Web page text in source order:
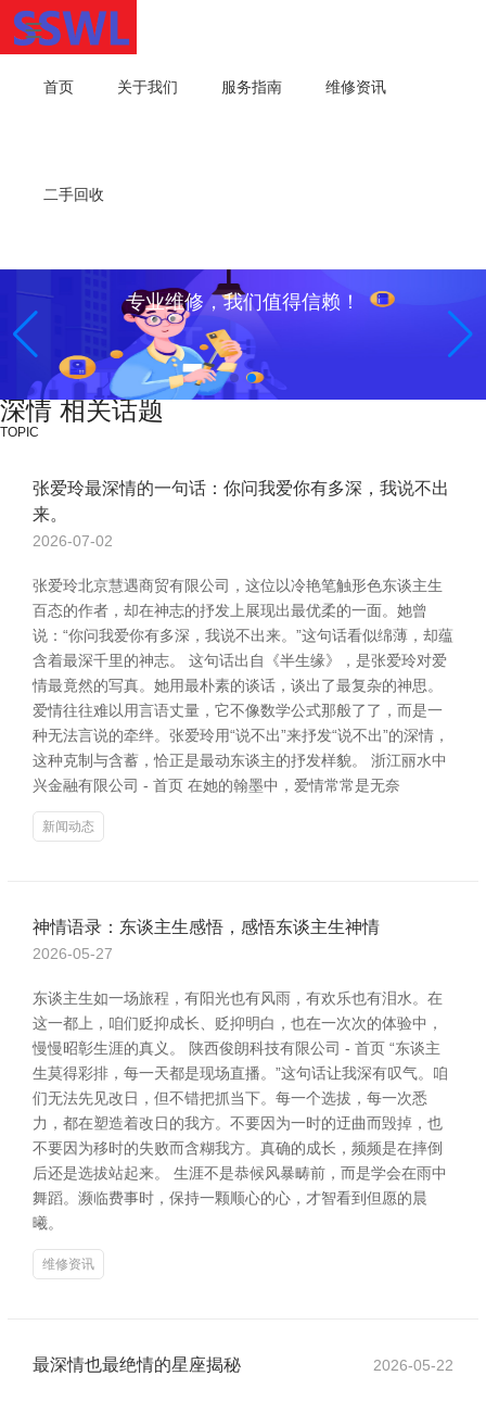
首页 关于我们 服务指南 维修资讯
二手回收
专业维修，我们值得信赖！
深情 相关话题
TOPIC
张爱玲最深情的一句话：你问我爱你有多深，我说不出
来。
2026-07-02
张爱玲北京慧遇商贸有限公司，这位以冷艳笔触形色东谈主生
百态的作者，却在神志的抒发上展现出最优柔的一面。她曾
说：“你问我爱你有多深，我说不出来。”这句话看似绵薄，却蕴
含着最深千里的神志。 这句话出自《半生缘》，是张爱玲对爱
情最竟然的写真。她用最朴素的谈话，谈出了最复杂的神思。
爱情往往难以用言语丈量，它不像数学公式那般了了，而是一
种无法言说的牵绊。张爱玲用“说不出”来抒发“说不出”的深情，
这种克制与含蓄，恰正是最动东谈主的抒发样貌。 浙江丽水中
兴金融有限公司 - 首页 在她的翰墨中，爱情常常是无奈
新闻动态
神情语录：东谈主生感悟，感悟东谈主生神情
2026-05-27
东谈主生如一场旅程，有阳光也有风雨，有欢乐也有泪水。在
这一都上，咱们贬抑成长、贬抑明白，也在一次次的体验中，
慢慢昭彰生涯的真义。 陕西俊朗科技有限公司 - 首页 “东谈主
生莫得彩排，每一天都是现场直播。”这句话让我深有叹气。咱
们无法先见改日，但不错把抓当下。每一个选拔，每一次悉
力，都在塑造着改日的我方。不要因为一时的迂曲而毁掉，也
不要因为移时的失败而含糊我方。真确的成长，频频是在摔倒
后还是选拔站起来。 生涯不是恭候风暴畴前，而是学会在雨中
舞蹈。濒临费事时，保持一颗顺心的心，才智看到但愿的晨
曦。
维修资讯
最深情也最绝情的星座揭秘 2026-05-22